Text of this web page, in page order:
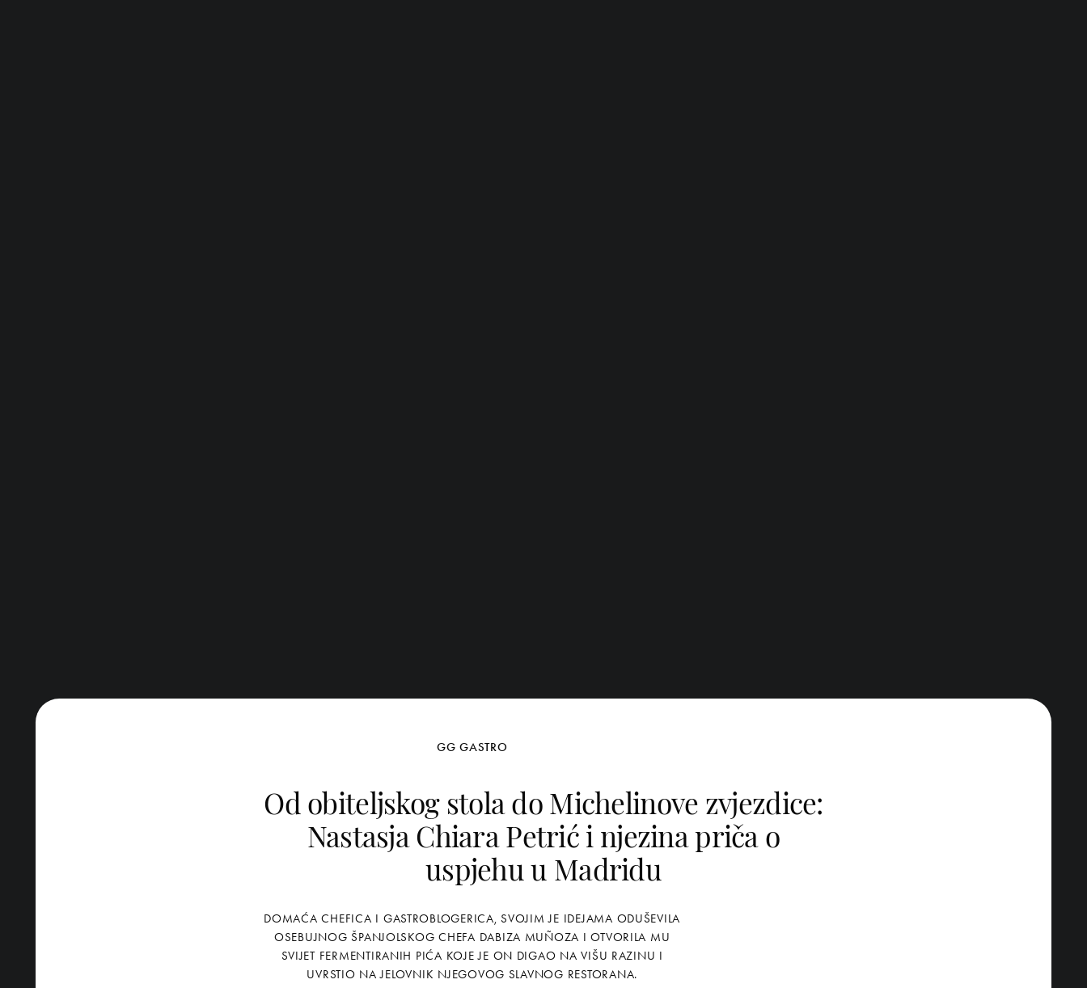
GG GASTRO
Od obiteljskog stola do Michelinove zvjezdice:
Nastasja Chiara Petrić i njezina priča o
uspjehu u Madridu
DOMAĆA CHEFICA I GASTROBLOGERICA, SVOJIM JE IDEJAMA ODUŠEVILA
OSEBUJNOG ŠPANJOLSKOG CHEFA DABIZA MUÑOZA I OTVORILA MU
SVIJET FERMENTIRANIH PIĆA KOJE JE ON DIGAO NA VIŠU RAZINU I
UVRSTIO NA JELOVNIK NJEGOVOG SLAVNOG RESTORANA.